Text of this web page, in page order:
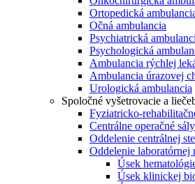
Ortopedická
Očná ambulancia
Psychiatrická
Psychologická
Ambulancia rýchlej
Ambulancia úrazovej
Urologická ambulancia
Spoločné vyšetrovacie a
Fyziatricko-
Centrálne operačné sály
Oddelenie centrálnej
Oddelenie laboratórnej
Úsek
Úsek klinickej